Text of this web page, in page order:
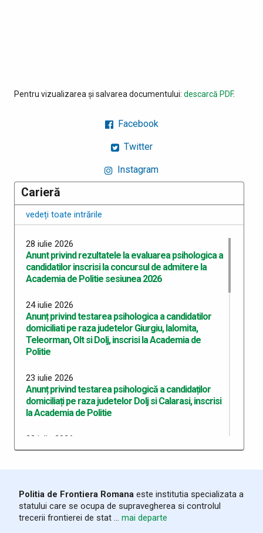
Pentru vizualizarea și salvarea documentului: descarcă PDF.
Facebook
Twitter
Instagram
Carieră
vedeți toate intrările
28 iulie 2026
Anunt privind rezultatele la evaluarea psihologica a
candidatilor inscrisi la concursul de admitere la
Academia de Politie sesiunea 2026
24 iulie 2026
Anunț privind testarea psihologica a candidatilor
domiciliati pe raza judetelor Giurgiu, Ialomita,
Teleorman, Olt si Dolj, inscrisi la Academia de
Politie
23 iulie 2026
Anunț privind testarea psihologică a candidaților
domiciliați pe raza judetelor Dolj si Calarasi, inscrisi
la Academia de Politie
22 iulie 2026
Anunț privind testarea psihologică a candidaților
10 iulie 2026
Anunț recrutare Master Academie 2026
Politia de Frontiera Romana este institutia specializata a
statului care se ocupa de supravegherea si controlul
trecerii frontierei de stat ... mai departe